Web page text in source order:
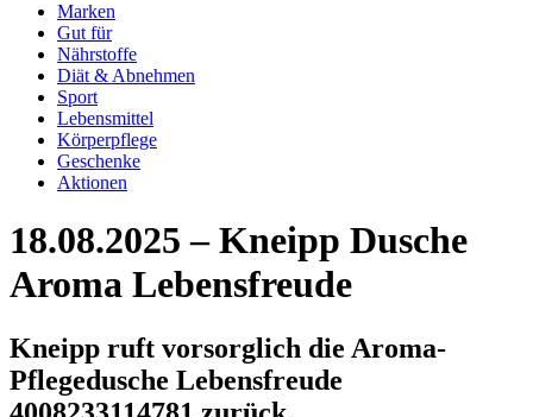
Marken
Gut für
Nährstoffe
Diät & Abnehmen
Sport
Lebensmittel
Körperpflege
Geschenke
Aktionen
18.08.2025 – Kneipp Dusche
Aroma Lebensfreude
Kneipp ruft vorsorglich die Aroma-
Pflegedusche Lebensfreude